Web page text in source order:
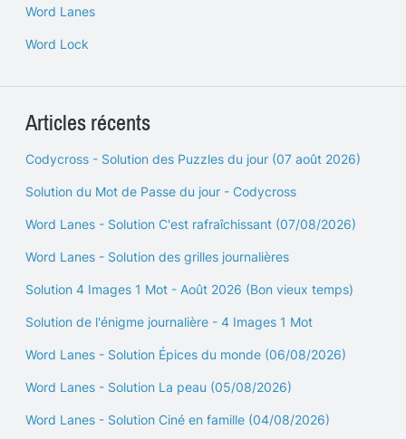
Word Lanes
Word Lock
Articles récents
Codycross - Solution des Puzzles du jour (07 août 2026)
Solution du Mot de Passe du jour - Codycross
Word Lanes - Solution C'est rafraîchissant (07/08/2026)
Word Lanes - Solution des grilles journalières
Solution 4 Images 1 Mot - Août 2026 (Bon vieux temps)
Solution de l'énigme journalière - 4 Images 1 Mot
Word Lanes - Solution Épices du monde (06/08/2026)
Word Lanes - Solution La peau (05/08/2026)
Word Lanes - Solution Ciné en famille (04/08/2026)